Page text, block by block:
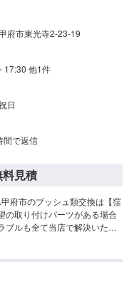
府市東光寺2-23-19
17:30 他1件
日
間で返信
見積
府市のブッシュ類交換は【窪
の取り付けパーツがある場合
ブルも全て当店で解決いたし
問や不安にご納得いただくま